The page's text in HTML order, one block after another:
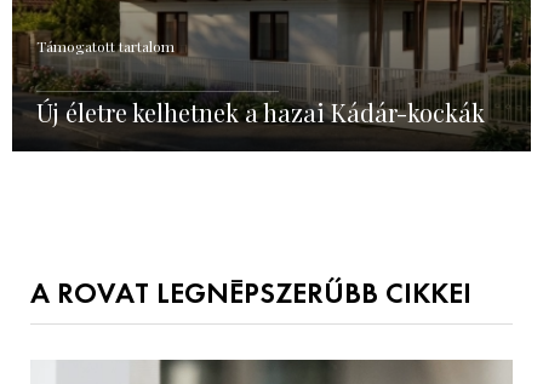
Támogatott tartalom
Új életre kelhetnek a hazai Kádár-kockák
A ROVAT LEGNÉPSZERŰBB CIKKEI